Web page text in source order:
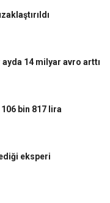
14 milyar avro arttı
bin 817 lira
eksperi